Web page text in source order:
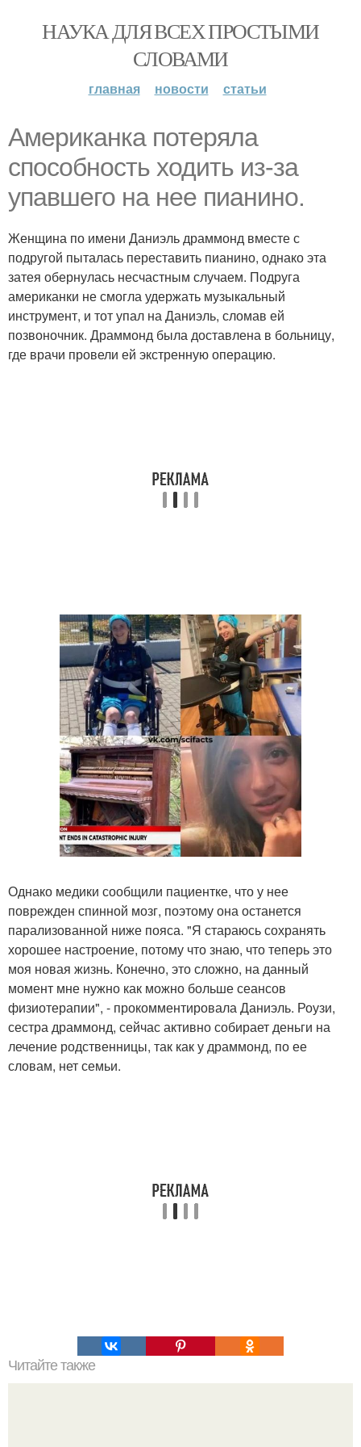
НАУКА ДЛЯ ВСЕХ ПРОСТЫМИ
СЛОВАМИ
главная новости статьи
Американка потеряла
способность ходить из-за
упавшего на нее пианино.
Женщина по имени Даниэль драммонд вместе с
подругой пыталась переставить пианино, однако эта
затея обернулась несчастным случаем. Подруга
американки не смогла удержать музыкальный
инструмент, и тот упал на Даниэль, сломав ей
позвоночник. Драммонд была доставлена в больницу,
где врачи провели ей экстренную операцию.
Однако медики сообщили пациентке, что у нее
поврежден спинной мозг, поэтому она останется
парализованной ниже пояса. "Я стараюсь сохранять
хорошее настроение, потому что знаю, что теперь это
моя новая жизнь. Конечно, это сложно, на данный
момент мне нужно как можно больше сеансов
физиотерапии", - прокомментировала Даниэль. Роузи,
сестра драммонд, сейчас активно собирает деньги на
лечение родственницы, так как у драммонд, по ее
словам, нет семьи.
Читайте также